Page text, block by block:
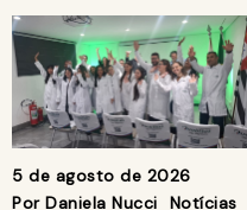
5 de agosto de 2026
Por Daniela Nucci Notícias